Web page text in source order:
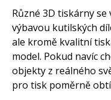
Různé 3D tiskárny
výbavou kutilských
ale kromě kvalitní
model. Pokud navíc
objekty z reálného
pro tisk poměrně